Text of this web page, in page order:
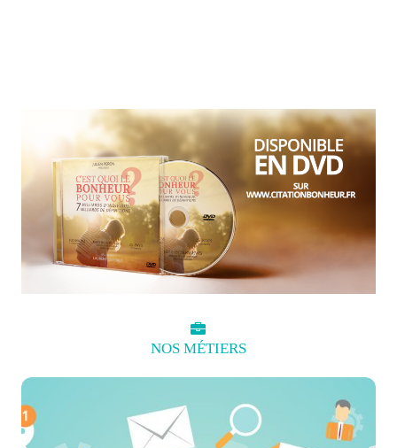
NOS MÉTIERS